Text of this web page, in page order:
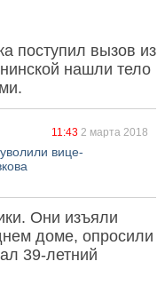
поступил вызов из
нашли тело
11:43 2 марта 2018
вице-
Они изъяли
доме, опросили
39-летний